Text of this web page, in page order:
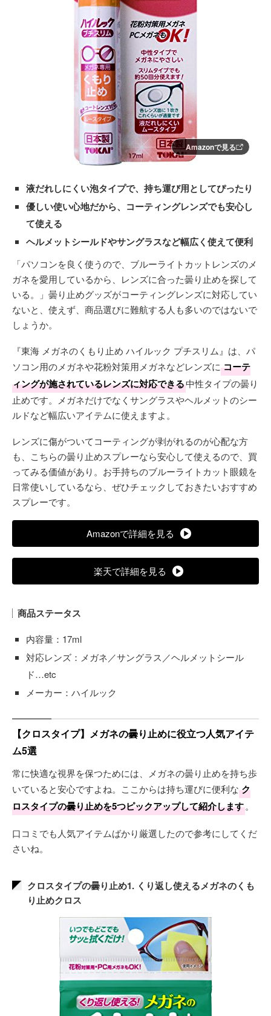
Amazonで見る
液だれしにくい泡タイプで、持ち運び用としてぴったり
優しい使い心地だから、コーティングレンズでも安心し
て使える
ヘルメットシールドやサングラスなど幅広く使えて便利
「パソコンを良く使うので、ブルーライトカットレンズのメ
ガネを愛用しているから、レンズに合った曇り止めを探して
いる。」曇り止めグッズがコーティングレンズに対応してい
ないと、使えず、商品選びに難航する人も多いのではないで
しょうか。
『東海 メガネのくもり止め ハイルック プチスリム』は、パ
ソコン用のメガネや花粉対策用メガネなどレンズに コーテ
ィングが施されているレンズに対応できる中性タイプの曇り
止めです。メガネだけでなくサングラスやヘルメットのシー
ルドなど幅広いアイテムに使えますよ。
レンズに傷がついてコーティングが剥がれるのが心配な方
も、こちらの曇り止めスプレーなら安心して使えるので、買
ってみる価値があり。お手持ちのブルーライトカット眼鏡を
日常使いしているなら、ぜひチェックしておきたいおすすめ
スプレーです。
Amazonで詳細を見る
楽天で詳細を見る
商品ステータス
内容量：17ml
対応レンズ：メガネ／サングラス／ヘルメットシール
ド…etc
メーカー：ハイルック
【クロスタイプ】メガネの曇り止めに役立つ人気アイテ
ム5選
常に快適な視界を保つためには、メガネの曇り止めを持ち歩
いていると安心ですよね。ここからは持ち運びに便利な ク
ロスタイプの曇り止めを5つピックアップして紹介します。
口コミでも人気アイテムばかり厳選したので参考にしてくだ
さいね。
クロスタイプの曇り止め1. くり返し使えるメガネのくも
り止めクロス